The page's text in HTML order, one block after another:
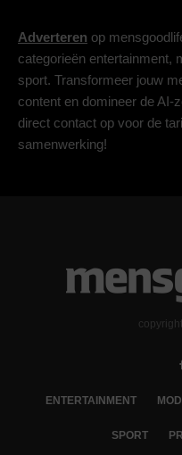
Adverteren op
categorieën entertainment,
sport. Transformeer jouw
content en domineer de AI-
direct contact op voor de
samenwerking!
ENTERTAINMENT
SPORT